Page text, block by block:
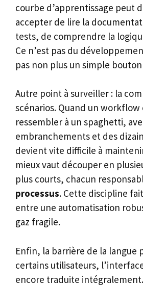
courbe d’apprentissage peut
accepter de lire la
tests, de comprendre la
Ce n’est pas du
pas non plus un simple bouton
Autre point à surveiller : la
scénarios. Quand un workflow
ressembler à un spaghetti,
embranchements et des
devient vite difficile à
mieux vaut découper en
plus courts, chacun
processus. Cette discipline
entre une automatisation
gaz fragile.
Enfin, la barrière de la langue
certains utilisateurs,
encore traduite